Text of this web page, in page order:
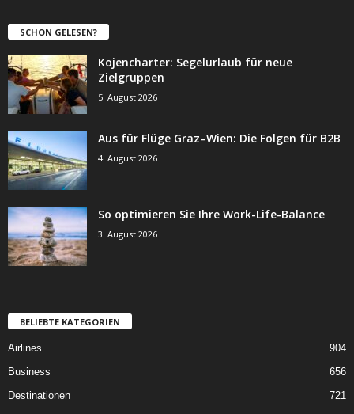
SCHON GELESEN?
Kojencharter: Segelurlaub für neue
Zielgruppen
5. August 2026
Aus für Flüge Graz–Wien: Die Folgen für B2B
4. August 2026
So optimieren Sie Ihre Work-Life-Balance
3. August 2026
BELIEBTE KATEGORIEN
Airlines
904
Business
656
Destinationen
721